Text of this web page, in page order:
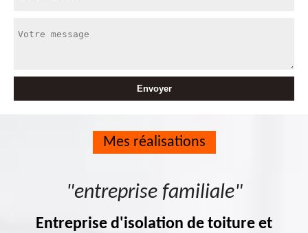
Mes réalisations
"entreprise familiale"
Entreprise d'isolation de toiture et